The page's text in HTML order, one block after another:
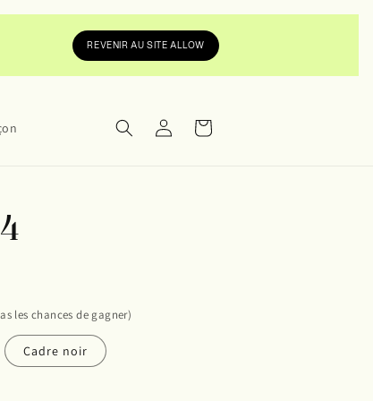
REVENIR AU SITE ALLOW
Connexion Panier
les chances de gagner)
Cadre noir